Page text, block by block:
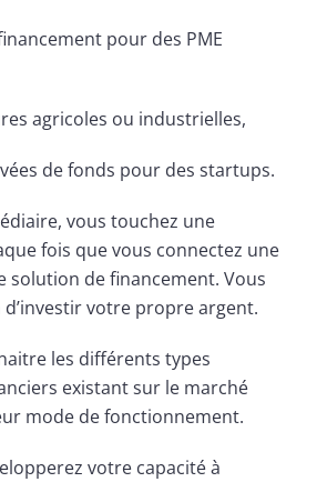
pour des PME
agricoles ou industrielles,
de fonds pour des startups.
vous touchez une
fois que vous connectez une
solution de financement. Vous
d’investir votre propre argent.
les différents types
existant sur le marché
mode de fonctionnement.
votre capacité à